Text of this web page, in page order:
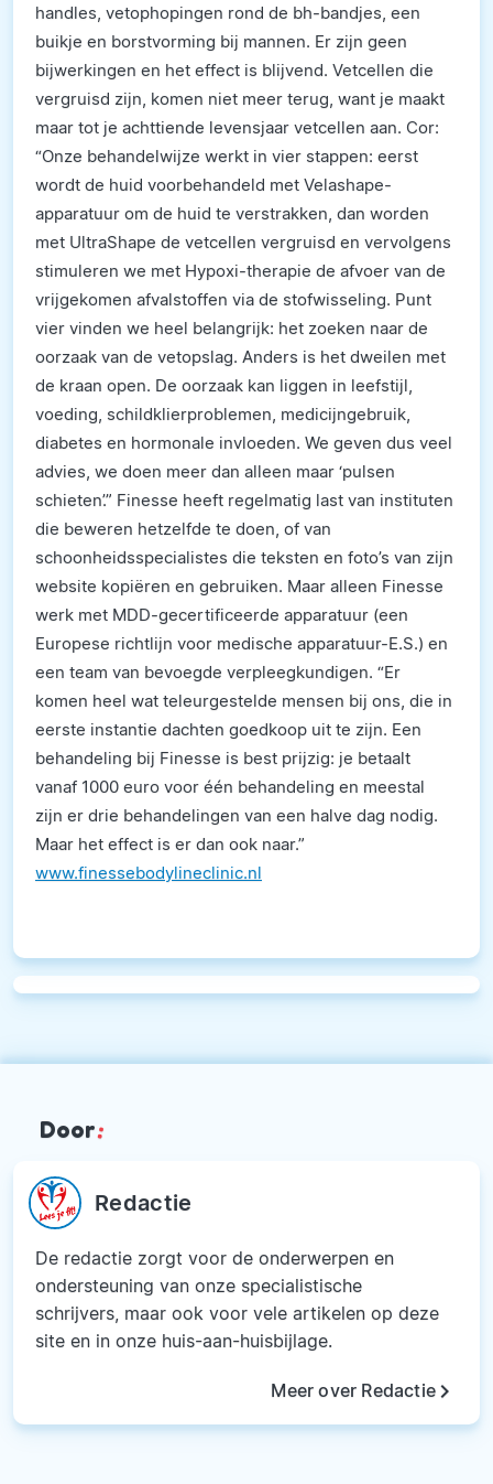
handles, vetophopingen rond de bh-bandjes, een
buikje en borstvorming bij mannen. Er zijn geen
bijwerkingen en het effect is blijvend. Vetcellen die
vergruisd zijn, komen niet meer terug, want je maakt
maar tot je achttiende levensjaar vetcellen aan. Cor:
“Onze behandelwijze werkt in vier stappen: eerst
wordt de huid voorbehandeld met Velashape-
apparatuur om de huid te verstrakken, dan worden
met UltraShape de vetcellen vergruisd en vervolgens
stimuleren we met Hypoxi-therapie de afvoer van de
vrijgekomen afvalstoffen via de stofwisseling. Punt
vier vinden we heel belangrijk: het zoeken naar de
oorzaak van de vetopslag. Anders is het dweilen met
de kraan open. De oorzaak kan liggen in leefstijl,
voeding, schildklierproblemen, medicijngebruik,
diabetes en hormonale invloeden. We geven dus veel
advies, we doen meer dan alleen maar ‘pulsen
schieten’.” Finesse heeft regelmatig last van instituten
die beweren hetzelfde te doen, of van
schoonheidsspecialistes die teksten en foto’s van zijn
website kopiëren en gebruiken. Maar alleen Finesse
werk met MDD-gecertificeerde apparatuur (een
Europese richtlijn voor medische apparatuur-E.S.) en
een team van bevoegde verpleegkundigen. “Er
komen heel wat teleurgestelde mensen bij ons, die in
eerste instantie dachten goedkoop uit te zijn. Een
behandeling bij Finesse is best prijzig: je betaalt
vanaf 1000 euro voor één behandeling en meestal
zijn er drie behandelingen van een halve dag nodig.
Maar het effect is er dan ook naar.”
www.finessebodylineclinic.nl
Door:
Redactie
De redactie zorgt voor de onderwerpen en
ondersteuning van onze specialistische
schrijvers, maar ook voor vele artikelen op deze
site en in onze huis-aan-huisbijlage.
Meer over Redactiekeyboard_arrow_right